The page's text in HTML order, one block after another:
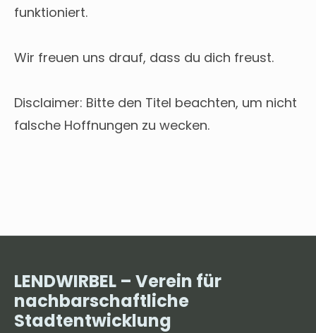
funktioniert.
Wir freuen uns drauf, dass du dich freust.
Disclaimer: Bitte den Titel beachten, um nicht
falsche Hoffnungen zu wecken.
LENDWIRBEL – Verein für
nachbarschaftliche
Stadtentwicklung